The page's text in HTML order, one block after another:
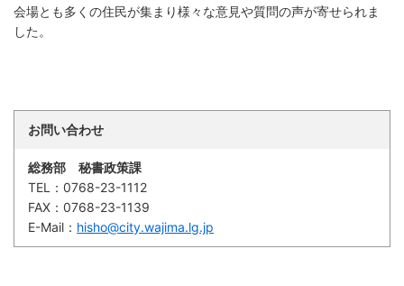
会場とも多くの住民が集まり様々な意見や質問の声が寄せられま
した。
お問い合わせ
総務部 秘書政策課
TEL： 0768-23-1112
FAX： 0768-23-1139
E-Mail： hisho@city.wajima.lg.jp